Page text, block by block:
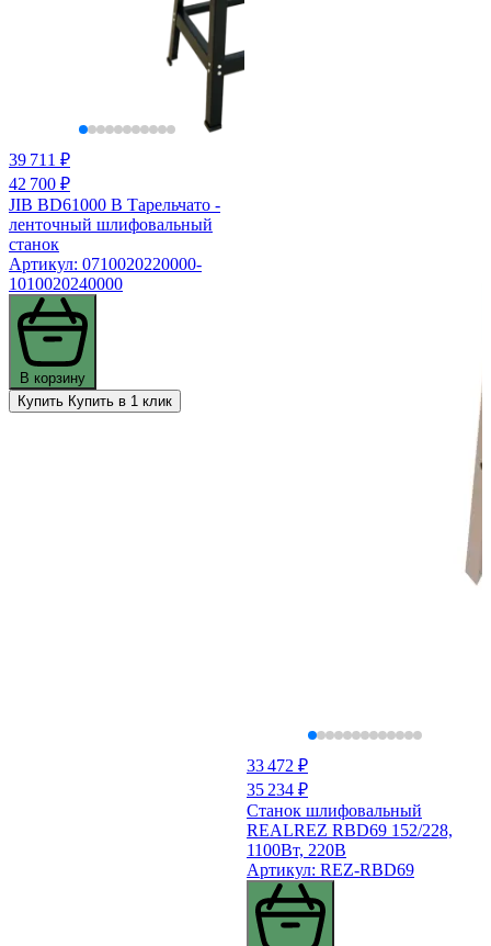
39 711 ₽
42 700 ₽
JIB BD61000 B Тарельчато -
ленточный шлифовальный
станок
Артикул: 0710020220000-
1010020240000
В корзину
Купить Купить в 1 клик
33 472 ₽
35 234 ₽
Станок шлифовальный
REALREZ RBD69 152/228,
1100Вт, 220В
Артикул: REZ-RBD69